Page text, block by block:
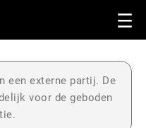
een externe partij. De
voor de geboden